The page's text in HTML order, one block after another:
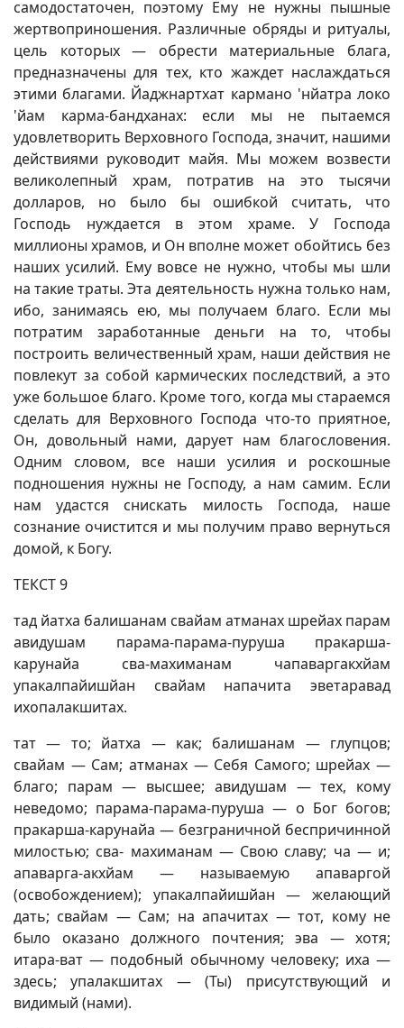
самодостаточен, поэтому Ему не нужны пышные
жертвоприношения. Различные обряды и ритуалы,
цель которых — обрести материальные блага,
предназначены для тех, кто жаждет наслаждаться
этими благами. Йаджнартхат кармано 'нйатра локо
'йам карма-бандханах: если мы не пытаемся
удовлетворить Верховного Господа, значит, нашими
действиями руководит майя. Мы можем возвести
великолепный храм, потратив на это тысячи
долларов, но было бы ошибкой считать, что
Господь нуждается в этом храме. У Господа
миллионы храмов, и Он вполне может обойтись без
наших усилий. Ему вовсе не нужно, чтобы мы шли
на такие траты. Эта деятельность нужна только нам,
ибо, занимаясь ею, мы получаем благо. Если мы
потратим заработанные деньги на то, чтобы
построить величественный храм, наши действия не
повлекут за собой кармических последствий, а это
уже большое благо. Кроме того, когда мы стараемся
сделать для Верховного Господа что-то приятное,
Он, довольный нами, дарует нам благословения.
Одним словом, все наши усилия и роскошные
подношения нужны не Господу, а нам самим. Если
нам удастся снискать милость Господа, наше
сознание очистится и мы получим право вернуться
домой, к Богу.
ТЕКСТ 9
тад йатха балишанам свайам атманах шрейах парам
авидушам парама-парама-пуруша пракарша-
карунайа сва-махиманам чапаваргакхйам
упакалпайишйан свайам напачита эветаравад
ихопалакшитах.
тат — то; йатха — как; балишанам — глупцов;
свайам — Сам; атманах — Себя Самого; шрейах —
благо; парам — высшее; авидушам — тех, кому
неведомо; парама-парама-пуруша — о Бог богов;
пракарша-карунайа — безграничной беспричинной
милостью; сва- махиманам — Свою славу; ча — и;
апаварга-акхйам — называемую апаваргой
(освобождением); упакалпайишйан — желающий
дать; свайам — Сам; на апачитах — тот, кому не
было оказано должного почтения; эва — хотя;
итара-ват — подобный обычному человеку; иха —
здесь; упалакшитах — (Ты) присутствующий и
видимый (нами).